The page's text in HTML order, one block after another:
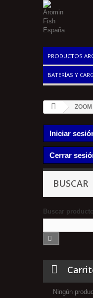
PRODUCTOS
BATERÍAS Y
ZOOM
Iniciar
Cerrar
BUSCAR
Buscar
Ningún